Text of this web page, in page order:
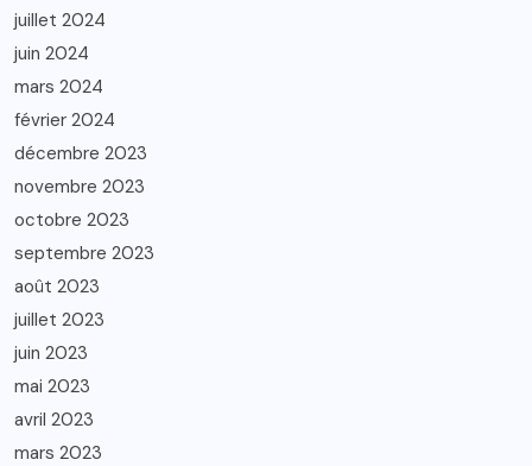
juillet 2024
juin 2024
mars 2024
février 2024
décembre 2023
novembre 2023
octobre 2023
septembre 2023
août 2023
juillet 2023
juin 2023
mai 2023
avril 2023
mars 2023